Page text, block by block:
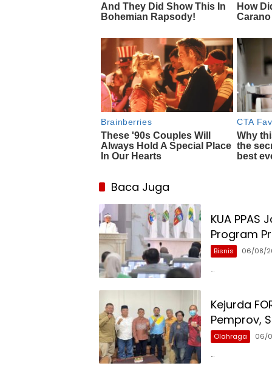
Baca Juga
KUA PPAS
Program
Bisnis 06/08/
…
Kejurda
Pemprov,
Olahraga 06/
…